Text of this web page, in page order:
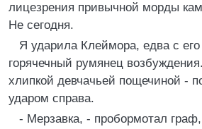
лицезрения привычной морды
Не сегодня.
Я ударила Клеймора, едва с
горячечный румянец
хлипкой девчачьей пощечиной -
ударом справа.
- Мерзавка, - пробормотал